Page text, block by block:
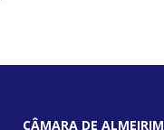
CÂMARA DE ALMEIRIM